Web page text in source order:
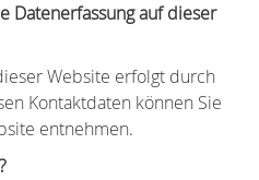
Datenerfassung auf dieser
Website erfolgt durch
Kontaktdaten können Sie
entnehmen.